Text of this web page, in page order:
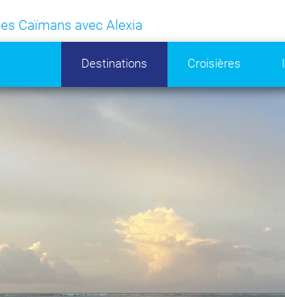
Caïmans avec Alexia
Destinations Croisières